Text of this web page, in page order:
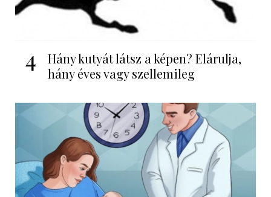
4
Hány kutyát látsz a képen? Elárulja,
hány éves vagy szellemileg